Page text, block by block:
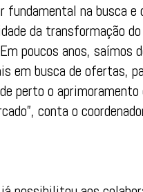
na busca e
da transformação
poucos anos, saímos
em busca de ofertas,
perto o aprimoramento
conta o